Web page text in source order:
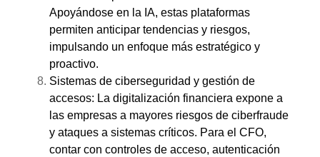
Apoyándose en la IA, estas plataformas
permiten anticipar tendencias y riesgos,
impulsando un enfoque más estratégico y
proactivo.
Sistemas de ciberseguridad y gestión de
accesos: La digitalización financiera expone a
las empresas a mayores riesgos de ciberfraude
y ataques a sistemas críticos. Para el CFO,
contar con controles de acceso, autenticación